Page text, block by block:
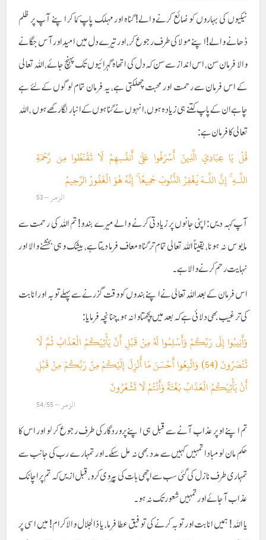
نیکیوں کی بہاروں کو ضائع کرنے والے! گناہ اور مہلک پاپ کما کر اپنے آپ پر ظلم
ڈھانے والے! اپنے مولا کی طرف رجوع کر، اور تیرے دل میں امید اور آس جگانے
والا فرمان سن، اس انداز سے سن کہ دل کی اتھاہ گہرائیوں تک پہنچ جائے، اللہ تعالی
کے اس فرمان سے رحمت اور محبت چھلکتی ہے، یہ فرمان تمام لوگوں کے لئے ہے
چاہے ان کے پاپ کتنے ہی زیادہ ہوں، انہوں نے گناہوں کے انبار لگا رکھے ہوں ، اللہ
تعالی کا فرمان ہے:
قُلْ يَا عِبَادِيَ الَّذِينَ أَسْرَفُوا عَلَىٰ أَنفُسِهِمْ لَا تَقْنَطُوا مِن رَّحْمَةِ
اللَّـهِ ۚ إِنَّ اللَّـهَ يَغْفِرُ الذُّنُوبَ جَمِيعًا ۚ إِنَّهُ هُوَ الْغَفُورُ الرَّحِيمُ
الزمر – 53
آپ کہہ دیں: اپنی جانوں پر زیادتی کرنے والے میرے بندو! تم اللہ کی رحمت سے
مایوس نہ ہونا، یقیناً اللہ تعالی تمام تر گناہ معاف فرما دیتا ہے، بیشک وہی بخشنے والا اور
نہایت رحم کرنے والا ہے۔
اس فرمان کے بعد اللہ تعالی نے اپنے بندوں کو وقت گزرنے سے پہلے توبہ اور انابت
کی ترغیب بھی دلائی ہے کہ بعد میں پچھتاوا نہ ہو ، چنانچہ فرمایا:
وَأَنِيبُوا إِلَى رَبِّكُمْ وَأَسْلِمُوا لَهُ مِنْ قَبْلِ أَنْ يَأْتِيَكُمُ الْعَذَابُ ثُمَّ لَا
تُنْصَرُونَ (54) وَاتَّبِعُوا أَحْسَنَ مَا أُنْزِلَ إِلَيْكُمْ مِنْ رَبِّكُمْ مِنْ قَبْلِ
أَنْ يَأْتِيَكُمُ الْعَذَابُ بَغْتَةً وَأَنْتُمْ لَا تَشْعُرُونَ
الزمر – 54/55
تم اپنے اوپر عذاب آنے سے قبل ہی اپنے پروردگار کی طرف رجوع کر لو اور اس کا
حکم مان لو مبادا تمہیں کہیں سے مدد بھی نہ مل سکے۔ اور تمہارے رب کی جانب سے
تمہاری طرف نازل کی گئی سب سے اچھی بات کی پیروی کرو ، قبل ازیں کہ تم پر اچانک
عذاب آ جائے اور تمہیں شعور تک نہ ہو۔
یا اللہ! ہمیں انابت اور توبہ کرنے کی توفیق عطا فرما، یا ذالجلال والا کرام! میں اسی پر